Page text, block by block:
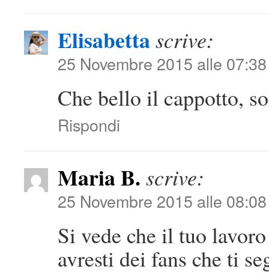
Elisabettascrive:
25 Novembre 2015 alle 07:38
Che bello il cappotto,
Rispondi
Maria B. scrive:
25 Novembre 2015 alle 08:08
Si vede che il tuo
avresti dei fans che ti